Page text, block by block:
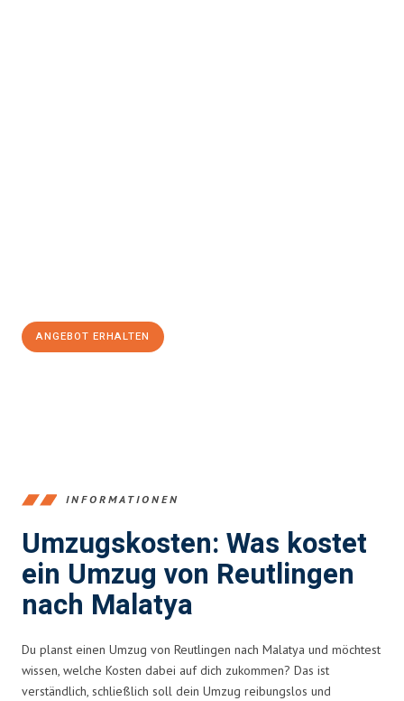
ANGEBOT ERHALTEN
INFORMATIONEN
Umzugskosten: Was kostet
ein Umzug von Reutlingen
nach Malatya
Du planst einen Umzug von Reutlingen nach Malatya und möchtest
wissen, welche Kosten dabei auf dich zukommen? Das ist
verständlich, schließlich soll dein Umzug reibungslos und